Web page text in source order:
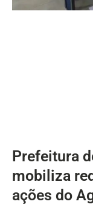
Prefeitura
mobiliza
ações do